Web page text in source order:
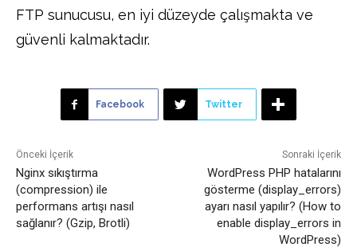
FTP sunucusu, en iyi düzeyde çalışmakta ve
güvenli kalmaktadır.
Facebook Twitter
Önceki İçerik
Nginx sıkıştırma
(compression) ile
performans artışı nasıl
sağlanır? (Gzip, Brotli)
Sonraki İçerik
WordPress PHP hatalarını
gösterme (display_errors)
ayarı nasıl yapılır? (How to
enable display_errors in
WordPress)